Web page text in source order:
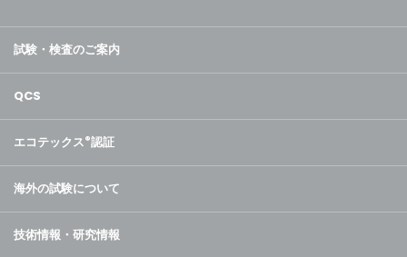
試験・検査のご案内
QCS
エコテックス®認証
海外の試験について
技術情報・研究情報